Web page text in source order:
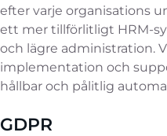
efter varje organisations
ett mer tillförlitligt HRM-
och lägre administration.
implementation och
hållbar och pålitlig
GDPR